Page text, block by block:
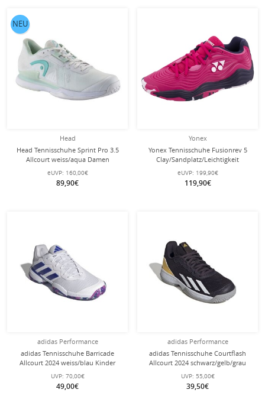
Head
Head Tennisschuhe Sprint Pro 3.5
Allcourt weiss/aqua Damen
eUVP: 160,00€
89,90€
NEU
Yonex
Yonex Tennisschuhe Fusionrev 5
Clay/Sandplatz/Leichtigkeit
rose/pink Damen
eUVP: 199,90€
119,90€
adidas Performance
adidas Tennisschuhe Barricade
Allcourt 2024 weiss/blau Kinder
UVP: 70,00€
49,00€
adidas Performance
adidas Tennisschuhe Courtflash
Allcourt 2024 schwarz/gelb/grau
Kinder
UVP: 55,00€
39,50€